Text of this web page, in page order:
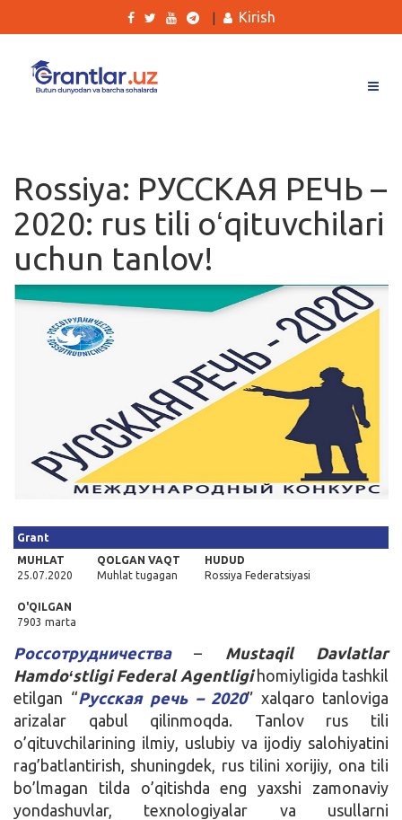
Ishlar
Kurslar
Blog
Yana
Kirish
Rossiya: РУССКАЯ РЕЧЬ –
2020: rus tili oʻqituvchilari
uchun tanlov!
Grant
MUHLAT
25.07.2020
QOLGAN VAQT
Muhlat tugagan
HUDUD
Rossiya Federatsiyasi
O'QILGAN
7903 marta
Россотрудничества– Mustaqil Davlatlar
Hamdoʻstligi Federal Agentligihomiyligida tashkil
etilgan “Русскаяречь– 2020” xalqaro tanloviga
arizalar qabul qilinmoqda. Tanlov rus tili
o’qituvchilarining ilmiy, uslubiy va ijodiy salohiyatini
rag’batlantirish, shuningdek, rus tilini xorijiy, ona tili
bo’lmagan tilda o’qitishda eng yaxshi zamonaviy
yondashuvlar, texnologiyalar va usullarni